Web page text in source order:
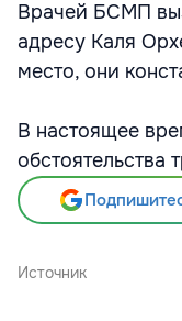
Врачей БСМП
адресу Каля
место, они
В настоящее
обстоятельства
Источник